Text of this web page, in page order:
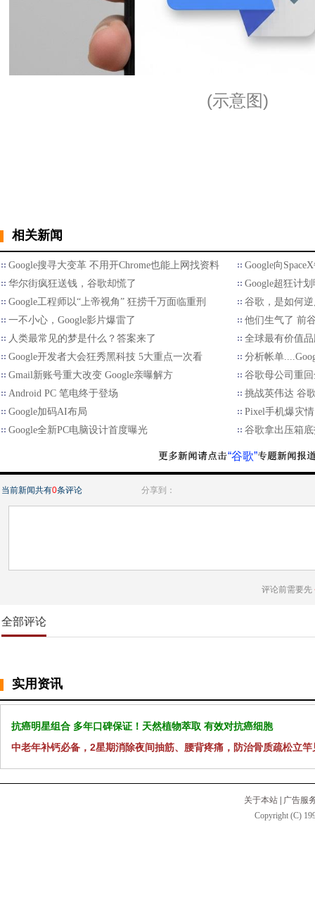
(示意图)
相关新闻
Google搜寻大变革 不用开Chrome也能上网找资料
Google向
华尔街疯狂送钱，谷歌却慌了
Google超狂计
Google工程师以“上帝视角” 狂捞千万面临重刑
谷歌，是如何
一不小心，Google影片爆雷了
他们生气了 前
人类最常见的梦是什么？答案来了
全球最有价值
Google开发者大会狂秀黑科技 5大重点一次看
分析帐单
Gmail新账号重大改变 Google亲曝解方
谷歌母公司重
Android PC 笔电终于登场
挑战英伟达 谷
Google加码AI布局
Pixel手机爆灾
Google全新PC电脑设计首度曝光
谷歌拿出压箱
“谷歌”
当前新闻共有0条评论 分享到：
评论前需要先
全部评论
实用资讯
抗癌明星组合 多年口碑保证！天然植物萃取 有效对抗癌细胞
中老年补钙必备，2星期消除夜间抽筋、腰背疼痛，防治骨质疏松立竿
关于本站 | 广告服
Copyright (C)